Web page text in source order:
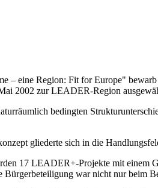
– eine Region: Fit for Europe"
2002 zur LEADER-Region
bedingten
gliederte sich in die
17 LEADER+-Projekte mit einem
Bürgerbeteiligung war nicht nur beim